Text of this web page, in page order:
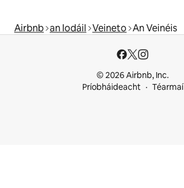
Airbnb an Iodáil Veineto An Veinéis
© 2026 Airbnb, Inc.
Príobháideacht
Téarmaí